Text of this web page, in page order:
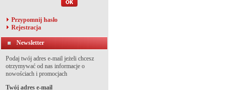
Przypomnij hasło
Rejestracja
Newsletter
Podaj twój adres e-mail jeżeli chcesz
otrzymywać od nas informacje o
nowościach i promocjach
Twój adres e-mail